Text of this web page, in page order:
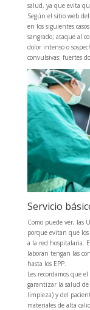
salud, ya que evita
Según el sitio web
en los siguientes
sangrado; ataque al
dolor intenso o
convulsivas; fuertes
Servicio
Como puede ver, las
porque evitan que los
a la red hospitalaria.
laboran tengan las
hasta los EPP.
Les recordamos que
garantizar la salud de
limpieza) y del
materiales de alta